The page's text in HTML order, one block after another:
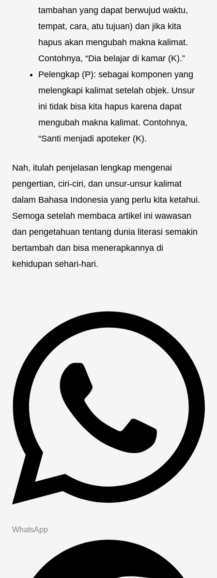
tambahan yang dapat berwujud waktu,
tempat, cara, atu tujuan) dan jika kita
hapus akan mengubah makna kalimat.
Contohnya, “Dia belajar di kamar (K).”
Pelengkap (P): sebagai komponen yang
melengkapi kalimat setelah objek. Unsur
ini tidak bisa kita hapus karena dapat
mengubah makna kalimat. Contohnya,
“Santi menjadi apoteker (K).
Nah, itulah penjelasan lengkap mengenai
pengertian, ciri-ciri, dan unsur-unsur kalimat
dalam Bahasa Indonesia yang perlu kita ketahui.
Semoga setelah membaca artikel ini wawasan
dan pengetahuan tentang dunia literasi semakin
bertambah dan bisa menerapkannya di
kehidupan sehari-hari.
WhatsApp